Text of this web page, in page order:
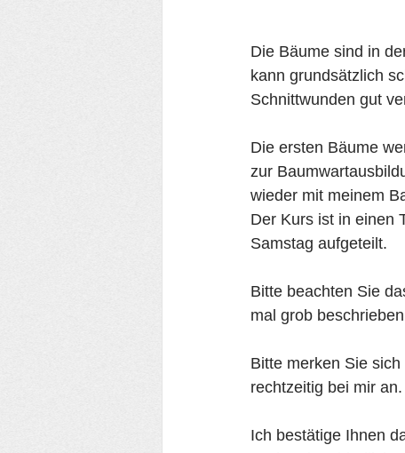
Die Bäume sind in
kann grundsätzlich
Schnittwunden gut
Die ersten Bäume
zur
wieder mit meinem
Der Kurs ist in einen
Samstag aufgeteilt.
Bitte beachten Sie
mal grob
Bitte merken Sie
rechtzeitig bei mir an.
Ich bestätige Ihnen